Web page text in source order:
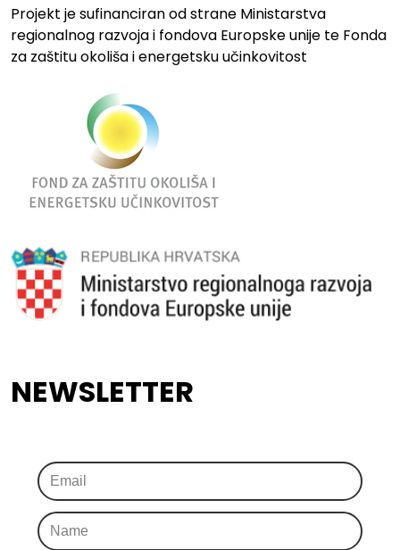
Projekt je sufinanciran od strane Ministarstva
regionalnog razvoja i fondova Europske unije te Fonda
za zaštitu okoliša i energetsku učinkovitost
NEWSLETTER